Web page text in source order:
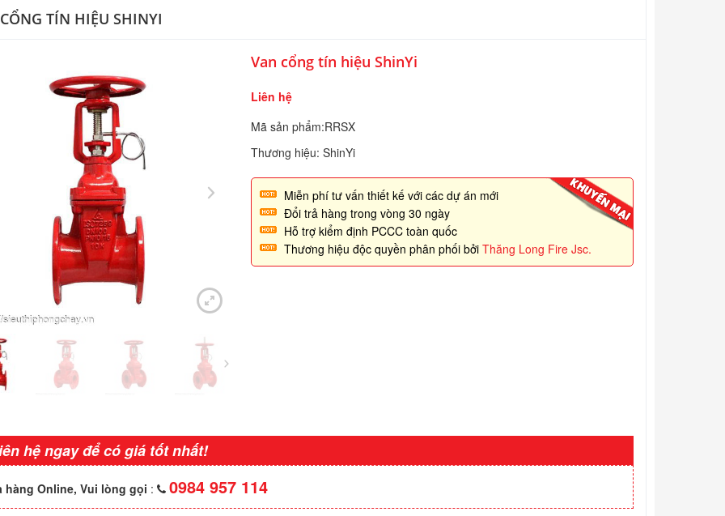
TÍN HIỆU SHINYI
Van cổng tín hiệu ShinYi
Liên hệ
Mã sản phẩm:RRSX
Thương hiệu: ShinYi
Miễn phí tư vấn thiết kế với các dự án mới
Đổi trả hàng trong vòng 30 ngày
Hỗ trợ kiểm định PCCC toàn quốc
Thương hiệu độc quyền phân phối bởi Thăng Long Fire Jsc.
hệ ngay để có giá tốt nhất!
hàng Online, Vui lòng gọi : 0984 957 114